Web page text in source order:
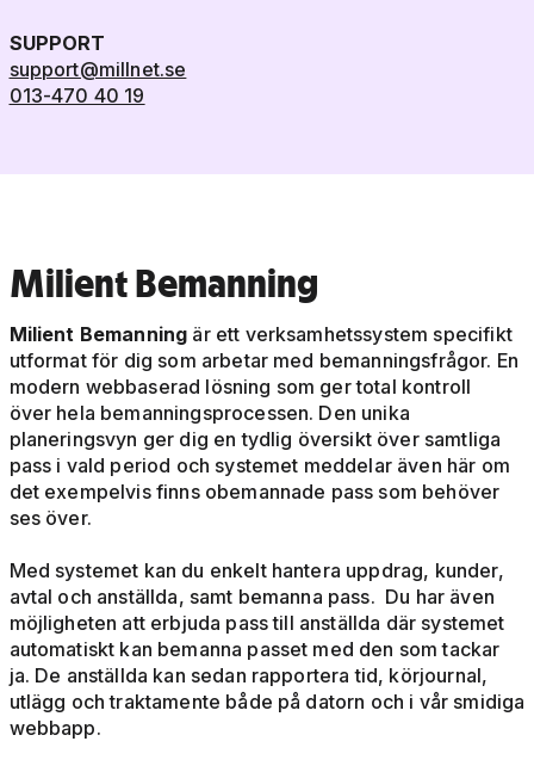
SUPPORT
support@millnet.se
013-470 40 19
Milient Bemanning
Milient Bemanning är ett verksamhetssystem specifikt
utformat för dig som arbetar med bemanningsfrågor. En
modern webbaserad lösning som ger total kontroll
över hela bemanningsprocessen. Den unika
planeringsvyn ger dig en tydlig översikt över samtliga
pass i vald period och systemet meddelar även här om
det exempelvis finns obemannade pass som behöver
ses över.
Med systemet kan du enkelt hantera uppdrag, kunder,
avtal och anställda, samt bemanna pass. Du har även
möjligheten att erbjuda pass till anställda där systemet
automatiskt kan bemanna passet med den som tackar
ja. De anställda kan sedan rapportera tid, körjournal,
utlägg och traktamente både på datorn och i vår smidiga
webbapp.